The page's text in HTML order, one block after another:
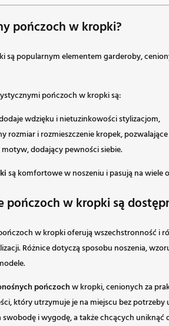
pończoch w kropki?
są popularnym elementem garderoby,
pończoch w kropki są:
wdzięku i nietuzinkowości stylizacjom,
rozmiar i rozmieszczenie kropek,
dodający pewności siebie.
są komfortowe w noszeniu i pasują na wiele
pończoch w kropki są
w kropki oferują wszechstronność i
Różnice dotyczą sposobu noszenia,
pończochw kropki, cenionych za
który utrzymuje je na miejscu bez
swobodę i wygodę, a także chcących